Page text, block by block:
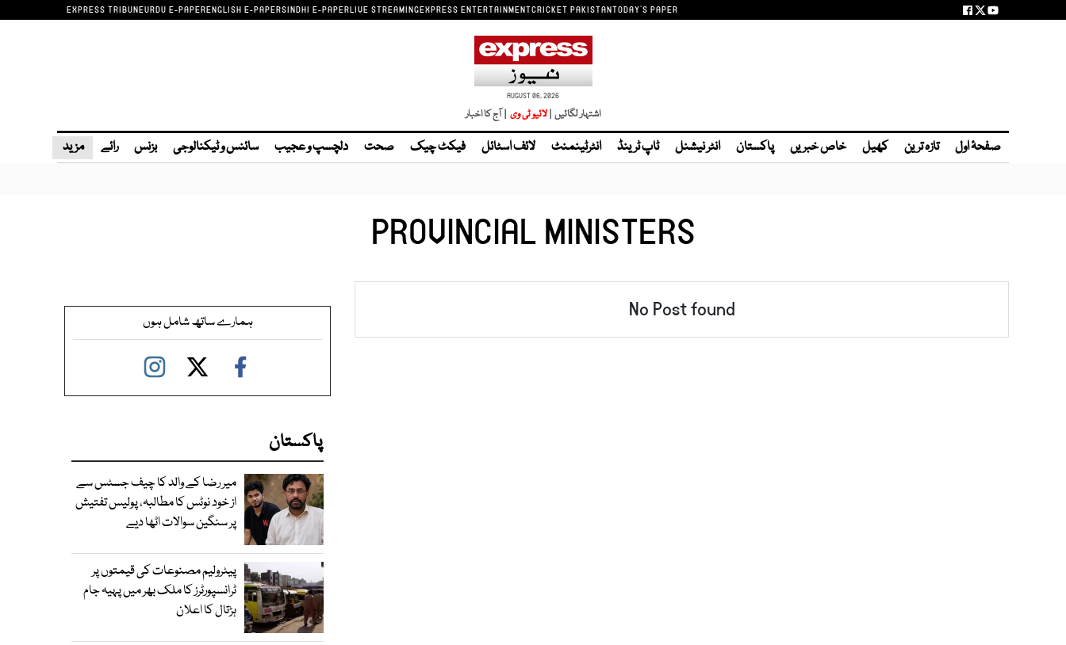
EXPRESS TRIBUNEURDU E-PAPERENGLISH E-PAPERSINDHI E-PAPERLIVE STREAMINGEXPRESS ENTERTAINMENTCRICKET PAKISTANTODAY'S PAPER
AUGUST 06, 2026
اشتہار لگائیں | | آج کا اخبار
صفحۂ اول تازہ ترین کھیل خاص خبریں پاکستان انٹر نیشنل ٹاپ ٹرینڈ انٹرٹینمنٹ لائف اسٹائل فیکٹ چیک صحت دلچسپ و عجیب سائنس و ٹیکنالوجی بزنس رائے مزید
PROVINCIAL MINISTERS
No Post found ہمارے ساتھ شامل ہوں
پاکستان
میر رضا کے والد کا چیف جسٹس سے
از خود نوٹس کا مطالبہ، پولیس تفتیش
پر سنگین سوالات اٹھا دیے
پیٹرولیم مصنوعات کی قیمتوں پر
ٹرانسپورٹرز کا ملک بھر میں پہیہ جام
ہڑتال کا اعلان